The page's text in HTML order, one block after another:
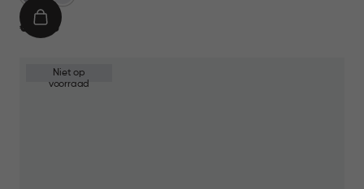
Grijs
€
€ 39,95
IN
Niet op
voorraad